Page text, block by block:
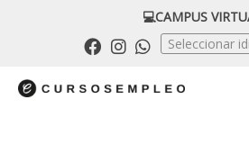
💻CAMPUS
Seleccionar